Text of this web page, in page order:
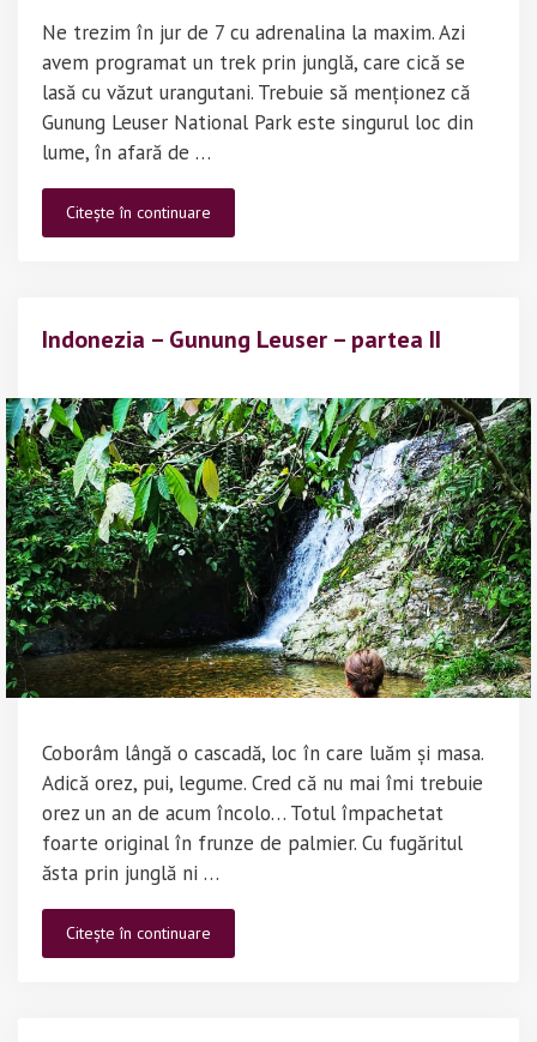
Ne trezim în jur de 7 cu adrenalina la maxim. Azi
avem programat un trek prin junglă, care cică se
lasă cu văzut urangutani. Trebuie să menționez că
Gunung Leuser National Park este singurul loc din
lume, în afară de …
Citește în continuare
–
partea
Indonezia – Gunung Leuser – partea II
Coborâm lângă o cascadă, loc în care luăm și masa.
Adică orez, pui, legume. Cred că nu mai îmi trebuie
orez un an de acum încolo… Totul împachetat
foarte original în frunze de palmier. Cu fugăritul
ăsta prin junglă ni …
Citește în continuare
–